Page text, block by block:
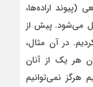
(پیوند اراده‌ها،
می‌شود. پیش از
در آن مثال،
هر یک از آنان
هرگز نمی‌توانیم